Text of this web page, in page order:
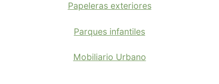
Papeleras exteriores
Parques infantiles
Mobiliario Urbano